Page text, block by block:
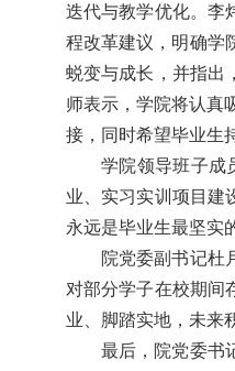
迭代与教学优化。李
程改革建议，明确学
蜕变与成长，并指出
师表示，学院将认真
接，同时希望毕业生
学院领导班子成
业 、实习实训项目
永远是毕业生最坚实
院党委副书记杜
对部分学子在校期间
业、脚踏实地，未来
最后，院党委书